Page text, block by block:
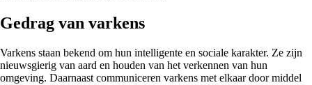
Gedrag van varkens
Varkens staan bekend om hun intelligente en sociale karakter. Ze zijn
nieuwsgierig van aard en houden van het verkennen van hun
omgeving. Daarnaast communiceren varkens met elkaar door middel